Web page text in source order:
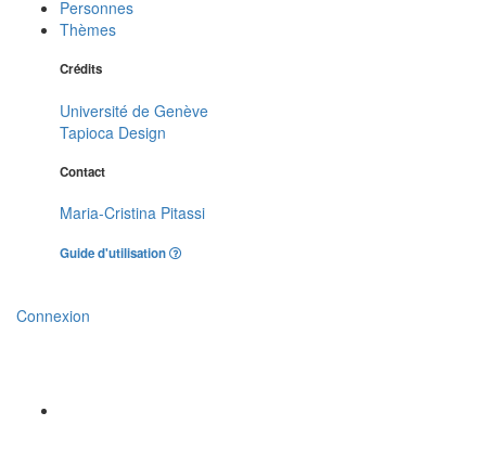
Personnes
Thèmes
Crédits
Université de Genève
Tapioca Design
Contact
Maria-Cristina Pitassi
Guide d'utilisation
Connexion